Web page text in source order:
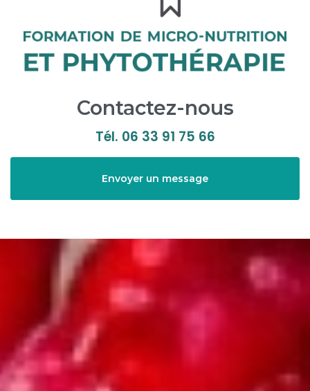
Contactez-nous
Tél. 06 33 91 75 66
Envoyer un message